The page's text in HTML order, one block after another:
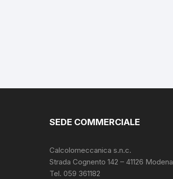
SEDE COMMERCIALE
Calcolomeccanica s.n.c.
Strada Cognento 142 – 41126 Modena
Tel. 059 361182